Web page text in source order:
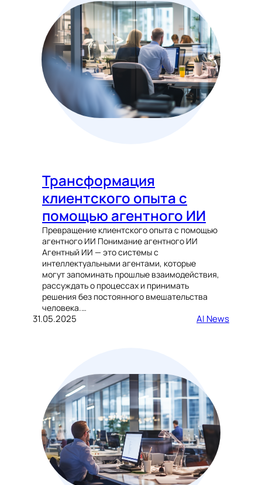
Трансформация
клиентского опыта с
помощью агентного ИИ
Превращение клиентского опыта с помощью
агентного ИИ Понимание агентного ИИ
Агентный ИИ — это системы с
интеллектуальными агентами, которые
могут запоминать прошлые взаимодействия,
рассуждать о процессах и принимать
решения без постоянного вмешательства
человека.…
31.05.2025 AI News